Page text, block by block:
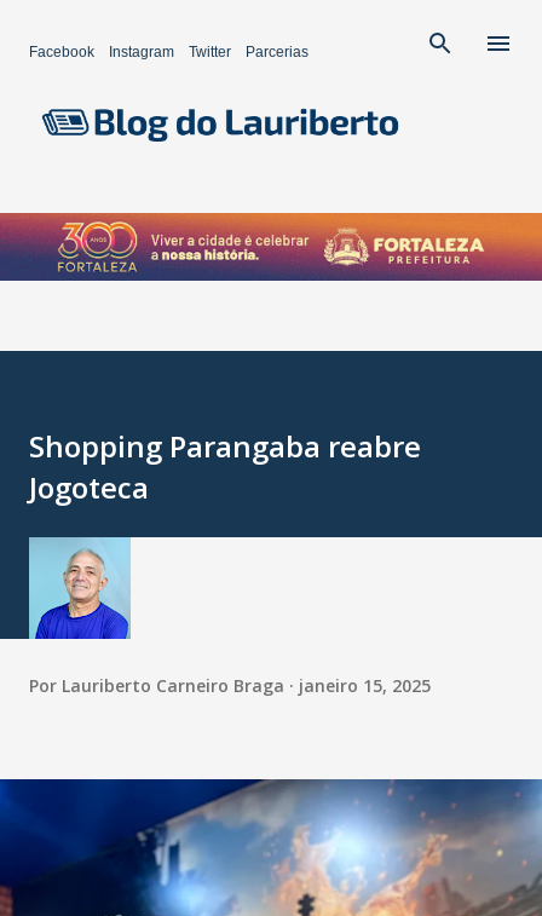
Facebook Instagram Twitter Parcerias
Shopping Parangaba reabre
Jogoteca
Por Lauriberto Carneiro Braga janeiro 15, 2025